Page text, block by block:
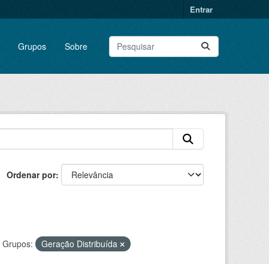
Entrar
Grupos Sobre
Ordenar por
Grupos: Geração Distribuída